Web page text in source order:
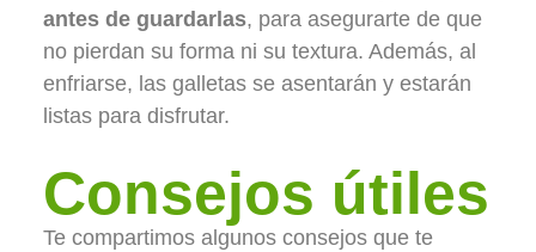
antes de guardarlas, para asegurarte de que
no pierdan su forma ni su textura. Además, al
enfriarse, las galletas se asentarán y estarán
listas para disfrutar.
Consejos útiles
Te compartimos algunos consejos que te